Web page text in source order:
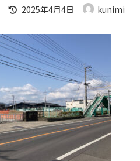
最
新
日
時
2025年4月4日 kunimi